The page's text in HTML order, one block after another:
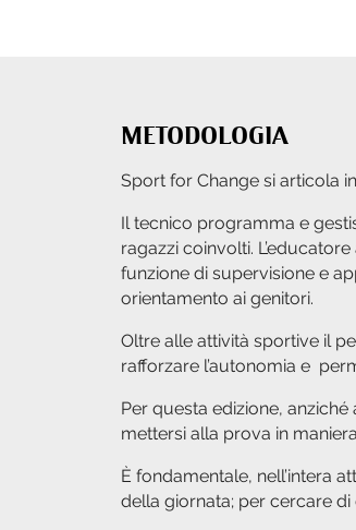
METODOLOGIA
Sport for Change si articola
Il tecnico programma e
ragazzi coinvolti.
funzione di supervisione e
orientamento ai genitori.
Oltre alle attività sportive il
rafforzare l’autonomia e
Per questa edizione,
mettersi alla prova in
È fondamentale, nell’intera
della giornata; per cercare